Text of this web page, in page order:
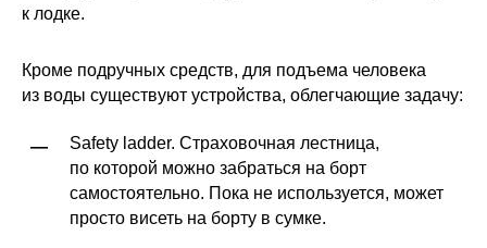
к лодке.
Кроме подручных средств, для подъема человека
из воды существуют устройства, облегчающие задачу:
—
Safety ladder. Страховочная лестница,
по которой можно забраться на борт
самостоятельно. Пока не используется, может
просто висеть на борту в сумке.